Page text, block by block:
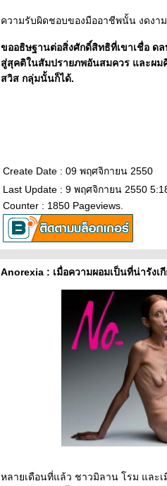
ความรับผิดชอบของมืออาชีพนั้น งดงา
ขออธิษฐานต่อสิ่งศักดิ์สิทธิที่เขาเชื่อ ด
สู่สุคติในสัมปรายภพอันสมควร และผม
สวิส กลุ่มนั้นก็ได้.
Create Date : 09 พฤศจิกายน 2550
Last Update : 9 พฤศจิกายน 2550
Counter : 1850 Pageviews.
Anorexia : เมื่อความผอมเป็นที่น่ารังเ
หลายเดือนที่แล้ว ชาวมิลาน โรม และ